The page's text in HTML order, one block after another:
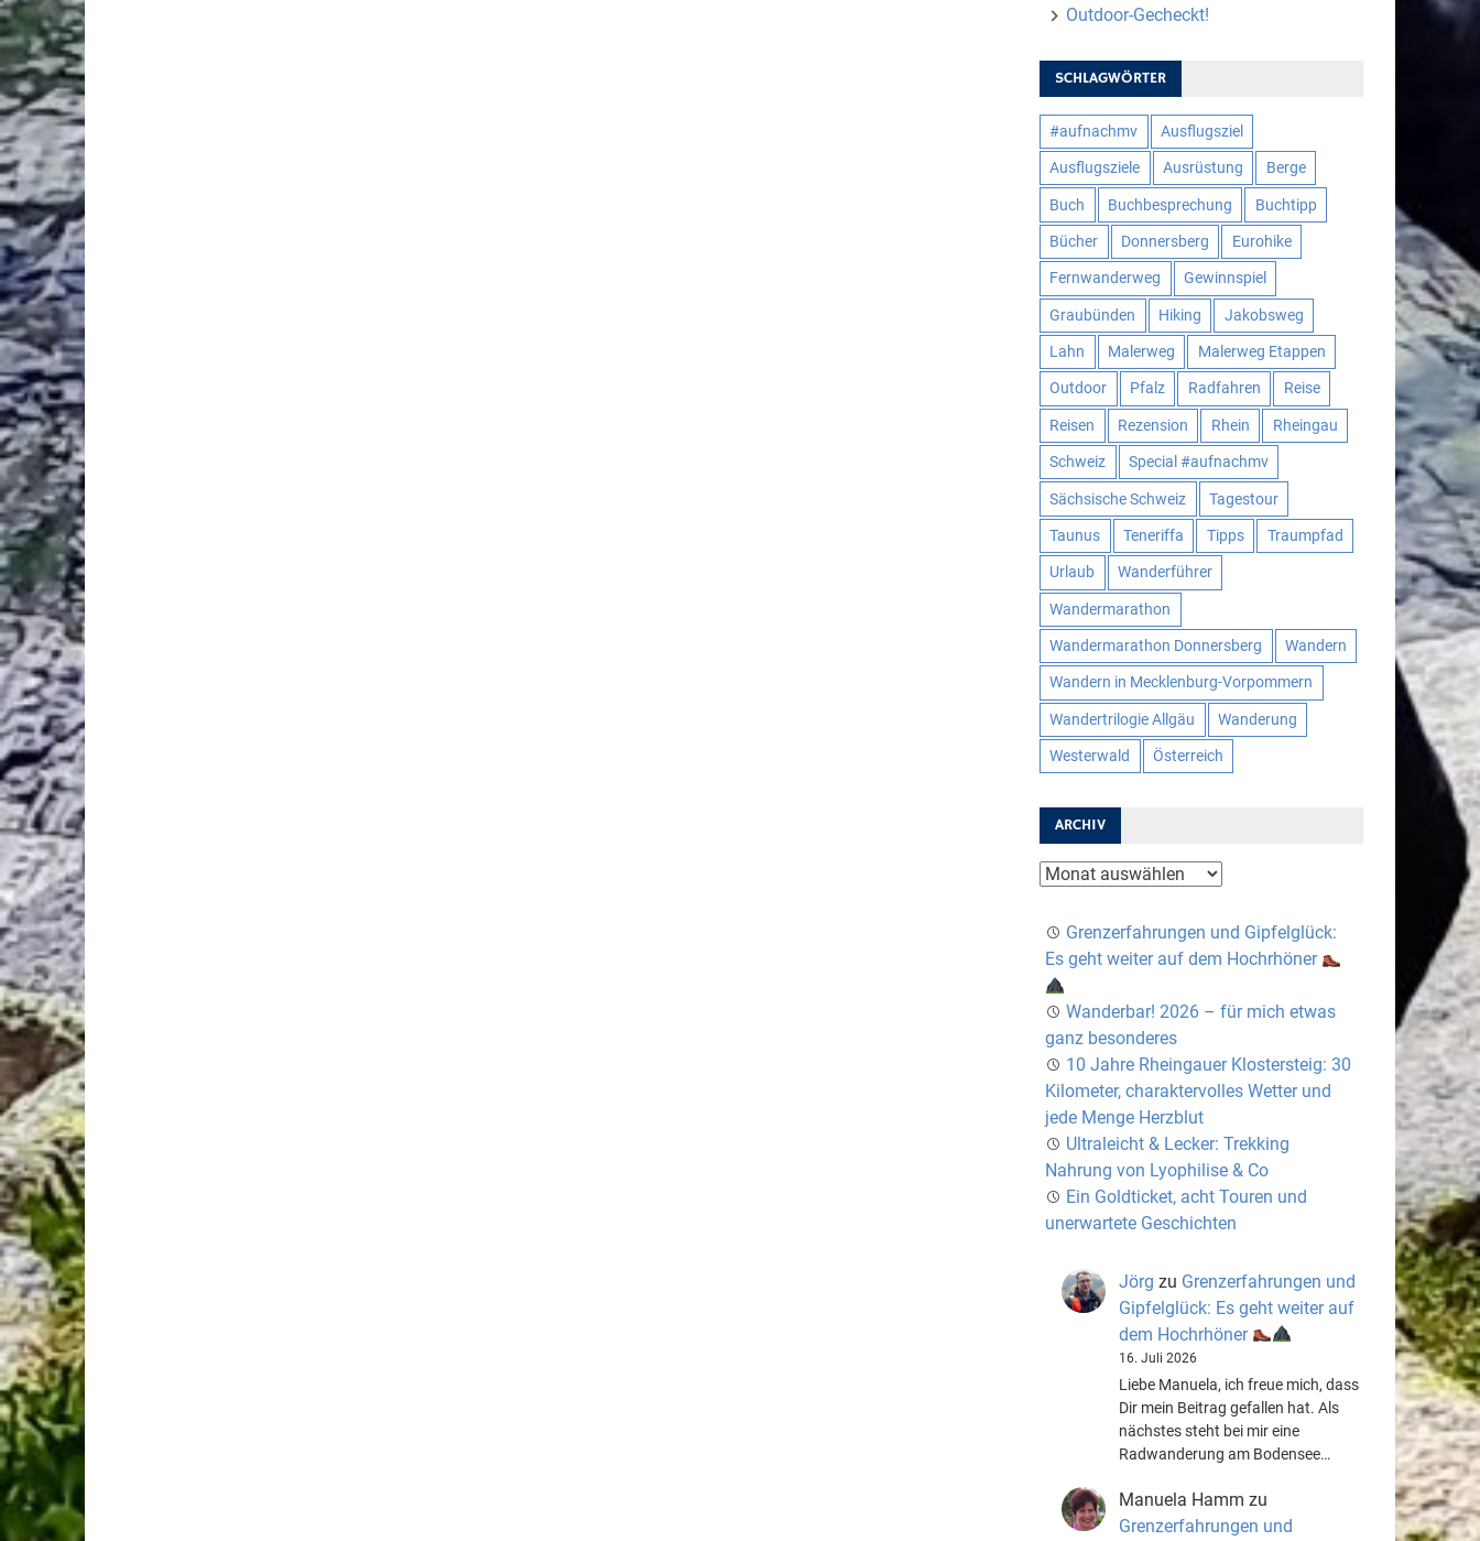
Outdoor-Gecheckt!
SCHLAGWÖRTER
#aufnachmv Ausflugsziel
Ausflugsziele Ausrüstung Berge
Buch Buchbesprechung Buchtipp
Bücher Donnersberg Eurohike
Fernwanderweg Gewinnspiel
Graubünden Hiking Jakobsweg
Lahn Malerweg Malerweg Etappen
Outdoor Pfalz Radfahren Reise
Reisen Rezension Rhein Rheingau
Schweiz Special #aufnachmv
Sächsische Schweiz Tagestour
Taunus Teneriffa Tipps Traumpfad
Urlaub Wanderführer
Wandermarathon
Wandermarathon Donnersberg Wandern
Wandern in Mecklenburg-Vorpommern
Wandertrilogie Allgäu Wanderung
Westerwald Österreich
ARCHIV
Archiv
Grenzerfahrungen und Gipfelglück:
Es geht weiter auf dem Hochrhöner
Wanderbar! 2026 – für mich etwas
ganz besonderes
10 Jahre Rheingauer Klostersteig: 30
Kilometer, charaktervolles Wetter und
jede Menge Herzblut
Ultraleicht & Lecker: Trekking
Nahrung von Lyophilise & Co
Ein Goldticket, acht Touren und
unerwartete Geschichten
Jörg zu Grenzerfahrungen und
Gipfelglück: Es geht weiter auf
dem Hochrhöner
16. Juli 2026
Liebe Manuela, ich freue mich, dass
Dir mein Beitrag gefallen hat. Als
nächstes steht bei mir eine
Radwanderung am Bodensee…
Manuela Hamm zu
Grenzerfahrungen und